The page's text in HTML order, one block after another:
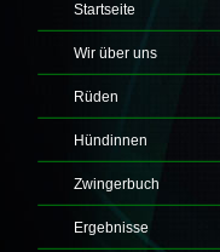
Startseite
Wir über uns
Rüden
Hündinnen
Zwingerbuch
Ergebnisse